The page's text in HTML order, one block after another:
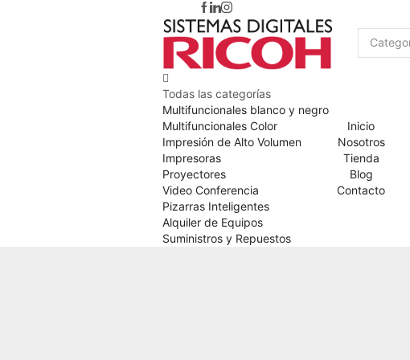
Search
Todas las categorías
Multifuncionales blanco y negro
Multifuncionales Color
Impresión de Alto Volumen
Impresoras
Proyectores
Video Conferencia
Pizarras Inteligentes
Alquiler de Equipos
Suministros y Repuestos
Inicio
Nosotros
Tienda
Blog
Contacto